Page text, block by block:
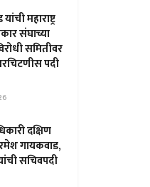
महाराष्ट्र
संघाच्या
समितीवर
सरचिटणीस पदी
दक्षिण
गायकवाड,
सचिवपदी